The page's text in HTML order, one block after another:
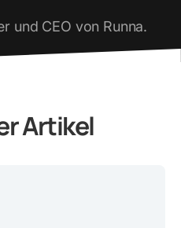
und CEO von Runna.
Artikel